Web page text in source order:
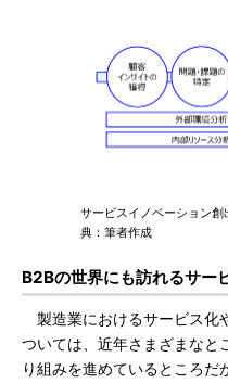
サービスイノベーション
典：筆者作成
B2Bの世界にも訪れるサー
製造業におけるサービス化
ついては、近年さまざまなと
り組みを進めているところ